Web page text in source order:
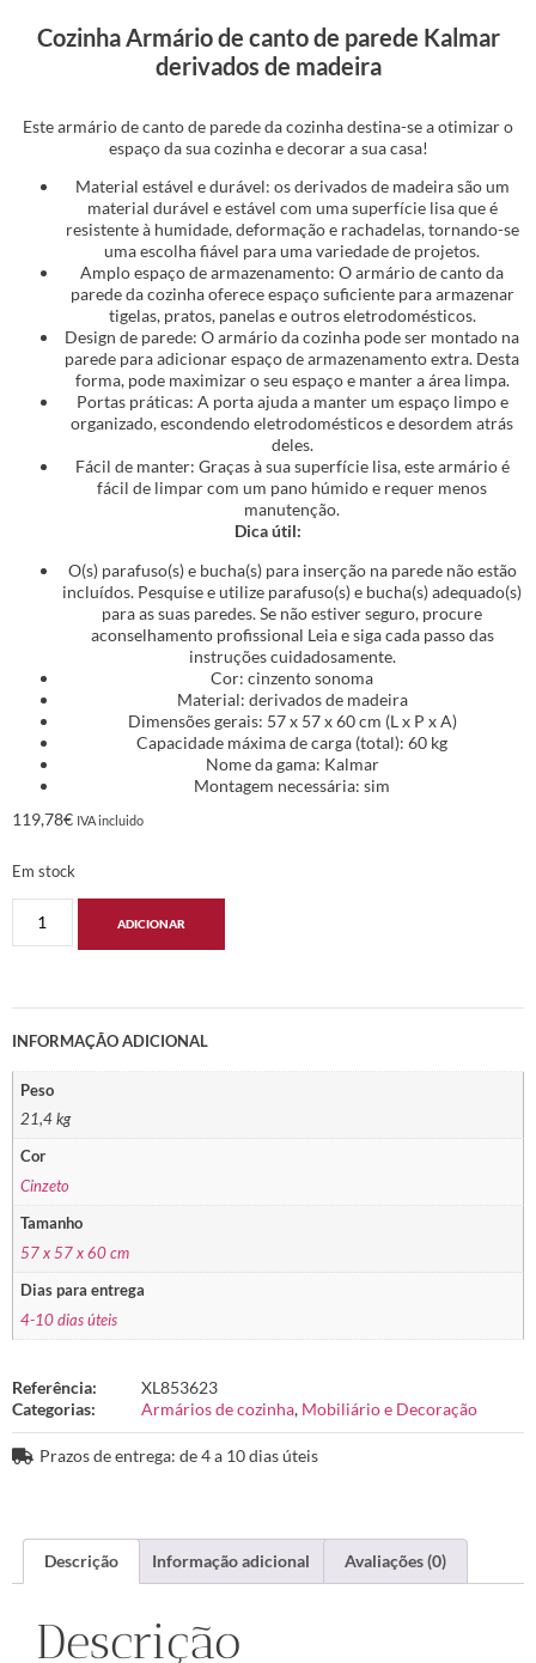
Cozinha Armário de canto de parede Kalmar
derivados de madeira
Este armário de canto de parede da cozinha destina-se a otimizar o
espaço da sua cozinha e decorar a sua casa!
Material estável e durável: os derivados de madeira são um
material durável e estável com uma superfície lisa que é
resistente à humidade, deformação e rachadelas, tornando-se
uma escolha fiável para uma variedade de projetos.
Amplo espaço de armazenamento: O armário de canto da
parede da cozinha oferece espaço suficiente para armazenar
tigelas, pratos, panelas e outros eletrodomésticos.
Design de parede: O armário da cozinha pode ser montado na
parede para adicionar espaço de armazenamento extra. Desta
forma, pode maximizar o seu espaço e manter a área limpa.
Portas práticas: A porta ajuda a manter um espaço limpo e
organizado, escondendo eletrodomésticos e desordem atrás
deles.
Fácil de manter: Graças à sua superfície lisa, este armário é
fácil de limpar com um pano húmido e requer menos
manutenção.
Dica útil:
O(s) parafuso(s) e bucha(s) para inserção na parede não estão
incluídos. Pesquise e utilize parafuso(s) e bucha(s) adequado(s)
para as suas paredes. Se não estiver seguro, procure
aconselhamento profissional Leia e siga cada passo das
instruções cuidadosamente.
Cor: cinzento sonoma
Material: derivados de madeira
Dimensões gerais: 57 x 57 x 60 cm (L x P x A)
Capacidade máxima de carga (total): 60 kg
Nome da gama: Kalmar
Montagem necessária: sim
119,78€ IVA incluido
Em stock
ADICIONAR
INFORMAÇÃO ADICIONAL
Peso
21,4 kg
Cor
Cinzeto
Tamanho
57 x 57 x 60 cm
Dias para entrega
4-10 dias úteis
Referência:
XL853623
Categorias:
Armários de cozinha, Mobiliário e Decoração
Prazos de entrega: de 4 a 10 dias úteis
Descrição Informação adicional Avaliações (0)
Descrição